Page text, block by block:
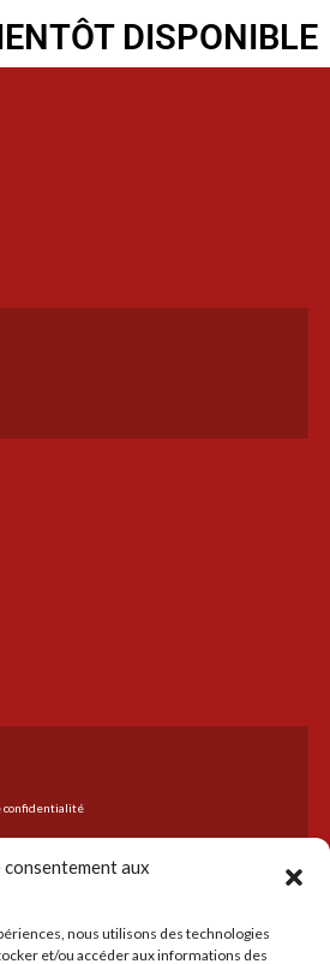
consentement aux
nous utilisons des technologies
et/ou accéder aux informations des
DISPONIBLE
confidentialité